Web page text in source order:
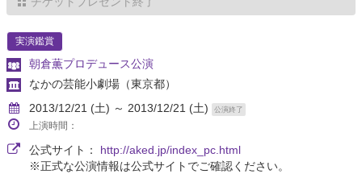
実演鑑賞
朝倉薫プロデュース公演
なかの芸能小劇場 （東京都）
2013/12/21 (土) ～ 2013/12/21 (土)
公演終了
上演時間：
公式サイト： http://aked.jp/index_pc.html
※正式な公演情報は公式サイトでご確認ください。